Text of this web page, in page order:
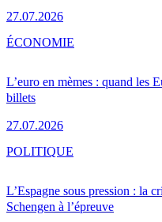
27.07.2026
L’euro en mèmes : quand les
billets
27.07.2026
ÉCONOMIE
L’Espagne sous pression : la
Schengen à l’épreuve
POLITIQUE